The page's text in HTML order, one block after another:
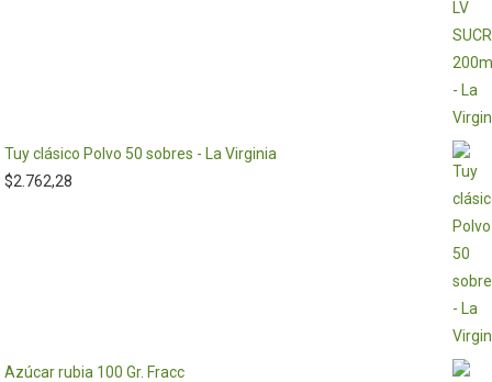
Tuy clásico Polvo 50 sobres - La Virginia
$2.762,28
Azúcar rubia 100 Gr. Fracc